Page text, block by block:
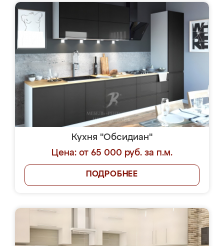
Кухня "Обсидиан"
Цена: от 65 000 руб. за п.м.
ПОДРОБНЕЕ